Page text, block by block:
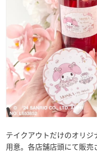
テイクアウトだけのオリ
用意。各店舗店頭にて販売